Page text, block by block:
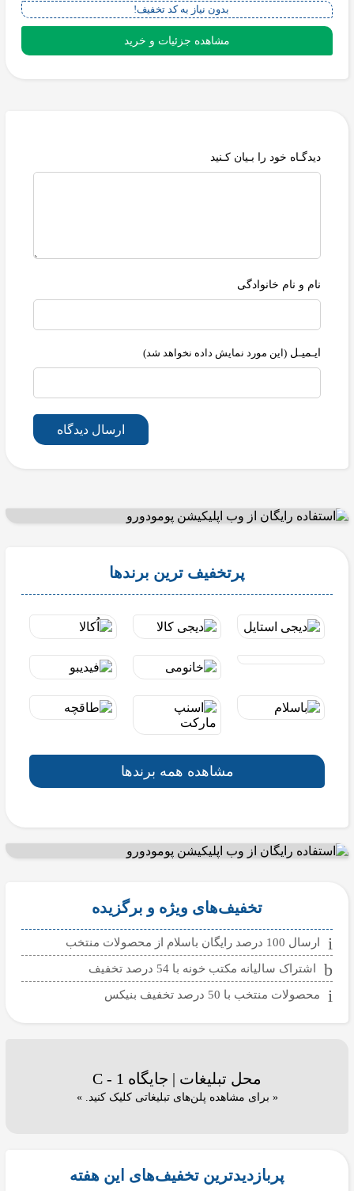
بدون نیاز به کد تخفیف!
مشاهده جزئیات و خرید
دیدگـاه خود را بـیان کـنید
نام و نام خانوادگی
ایـمیـل (این مورد نمایش داده نخواهد شد)
ارسال دیدگاه
پرتخفیف ترین برندها
مشاهده همه برندها
تخفیف‌های ویژه و برگزیده
ارسال 100 درصد رایگان باسلام از محصولات منتخب
اشتراک سالیانه مکتب خونه با 54 درصد تخفیف
محصولات منتخب با 50 درصد تخفیف بنیکس
محل تبلیغات | جایگاه C - 1
« برای مشاهده پلن‌های تبلیغاتی کلیک کنید. »
پربازدیدترین تخفیف‌های این هفته